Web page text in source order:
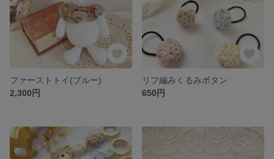
ファーストトイ(ブルー)
2,300円
リフ編みくるみボタン
650円